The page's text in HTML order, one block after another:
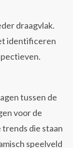
draagvlak.
identificeren
tussen de
voor de
die staan
speelveld